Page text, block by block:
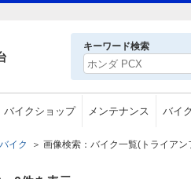
キーワード検索
バイクショップ メンテナンス バイ
イク ＞ 画像検索：バイク一覧(トライアン